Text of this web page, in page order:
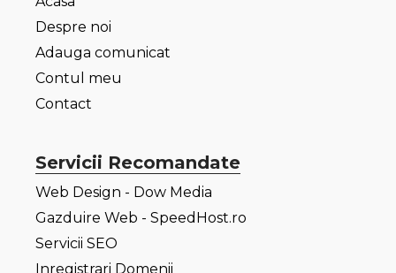
Despre noi
Adauga comunicat
Contul meu
Contact
Servicii Recomandate
Web Design - Dow Media
Gazduire Web - SpeedHost.ro
Servicii SEO
Inregistrari Domenii